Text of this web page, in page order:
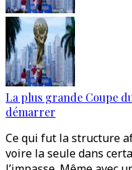
La plus grande Coupe
démarrer
Ce qui fut la structure
voire la seule dans